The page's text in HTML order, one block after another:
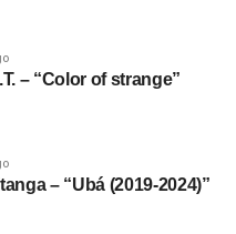
– “Color of strange”
– “Ubá (2019-2024)”